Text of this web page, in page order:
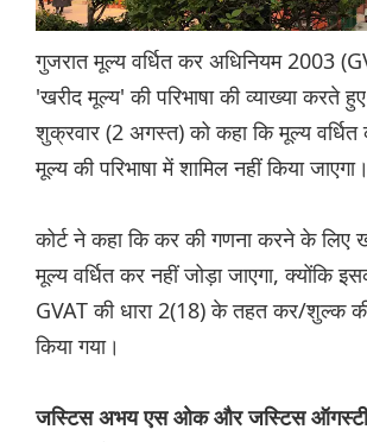
गुजरात मूल्य वर्धित कर अधिनियम 2003
'खरीद मूल्य' की परिभाषा की व्याख्या करते
शुक्रवार (2 अगस्त) को कहा कि मूल्य
मूल्य की परिभाषा में शामिल नहीं किया जाएगा।
कोर्ट ने कहा कि कर की गणना करने के लिए
मूल्य वर्धित कर नहीं जोड़ा जाएगा, क्योंकि
GVAT की धारा 2(18) के तहत कर/शुल्क
किया गया।
जस्टिस अभय एस ओक और जस्टिस